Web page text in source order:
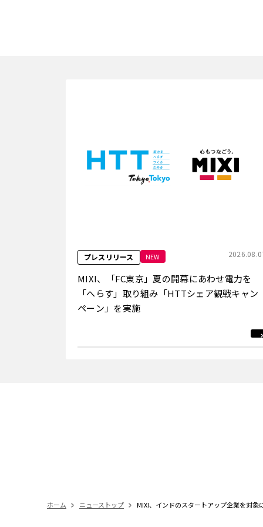
プレスリリース NEW
MIXI、「FC東京」夏の開幕にあわせ電力を
「へらす」取り組み「HTTシェア観戦キャン
ペーン」を実施
ホーム ニューストップ MIXI、インドのスタートアップ企業を対